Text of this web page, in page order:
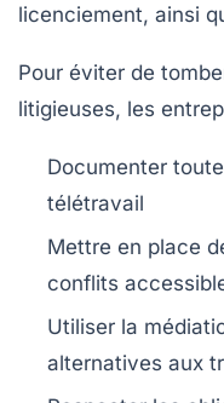
licenciement, ainsi
Pour éviter de
litigieuses, les
Documenter
télétravail
Mettre en place
conflits
Utiliser la
alternatives aux